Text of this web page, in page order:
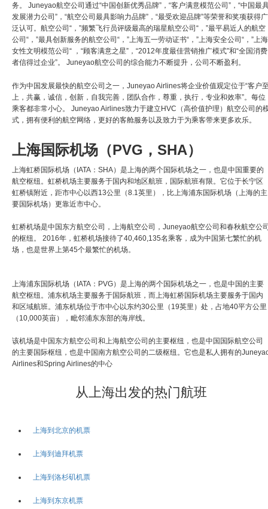
务。 Juneyao航空公司通过“中国创新优秀品牌”，“客户满意模范公司”，“中国最
发展潜力公司”，“航空公司最具影响力品牌”，“最受欢迎品牌”等荣誉和奖项获得广
泛认可。航空公司“，”频繁飞行员评级最高的瑞星航空公司“，”最平易近人的航空
公司“，”最具创新服务的航空公司“，”上海五一劳动证书“，”上海安全公司“，”上海
女性文明模范公司“ ，“顾客满意之星”，“2012年度最佳营销推广模式”和“全国消费
者信得过企业”。 Juneyao航空公司的综合能力不断提升，公司不断盈利。
作为中国发展最快的航空公司之一，Juneyao Airlines将企业价值观定位于“客户
上，共赢，诚信，创新，自我完善，团队合作，尊重，执行，专业和效率”。每位
乘客都非常小心。 Juneyao Airlines致力于建立HVC（高价值护理）航空公司的
式，拥有便利的航空网络，更好的客舱服务以及致力于为乘客带来更多欢乐。
上海国际机场（PVG，SHA）
上海虹桥国际机场（IATA：SHA）是上海的两个国际机场之一，也是中国重要的
航空枢纽。虹桥机场主要服务于国内和地区航班，国际航班有限。它位于长宁区
虹桥镇附近，距市中心以西13公里（8.1英里），比上海浦东国际机场（上海的主
要国际机场）更靠近市中心。
虹桥机场是中国东方航空公司，上海航空公司，Juneyao航空公司和春秋航空公
的枢纽。 2016年，虹桥机场接待了40,460,135名乘客，成为中国第七繁忙的机
场，也是世界上第45个最繁忙的机场。
上海浦东国际机场（IATA：PVG）是上海的两个国际机场之一，也是中国的主要
航空枢纽。浦东机场主要服务于国际航班，而上海虹桥国际机场主要服务于国内
和区域航班。浦东机场位于市中心以东约30公里（19英里）处，占地40平方公里
（10,000英亩），毗邻浦东东部的海岸线。
该机场是中国东方航空公司和上海航空公司的主要枢纽，也是中国国际航空公司
的主要国际枢纽，也是中国南方航空公司的二级枢纽。它也是私人拥有的
Airlines和Spring Airlines的中心
从上海出发的热门航班
上海到北京的机票
上海到迪拜机票
上海到洛杉矶机票
上海到东京机票